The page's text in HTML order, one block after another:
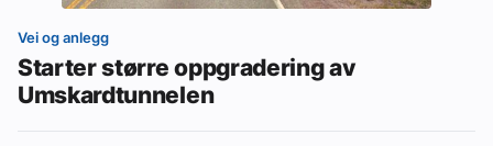
Vei og anlegg
Starter større oppgradering av
Umskardtunnelen